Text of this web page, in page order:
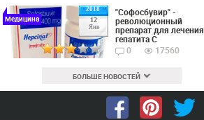
2018
12
Янв
Медицина
"Софосбувир" -
революционный
препарат для лечения
гепатита С
0
17560
БОЛЬШЕ НОВОСТЕЙ